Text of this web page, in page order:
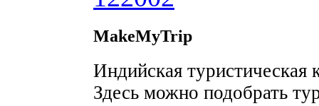
MakeMyTrip
Индийская туристическая
Здесь можно подобрать